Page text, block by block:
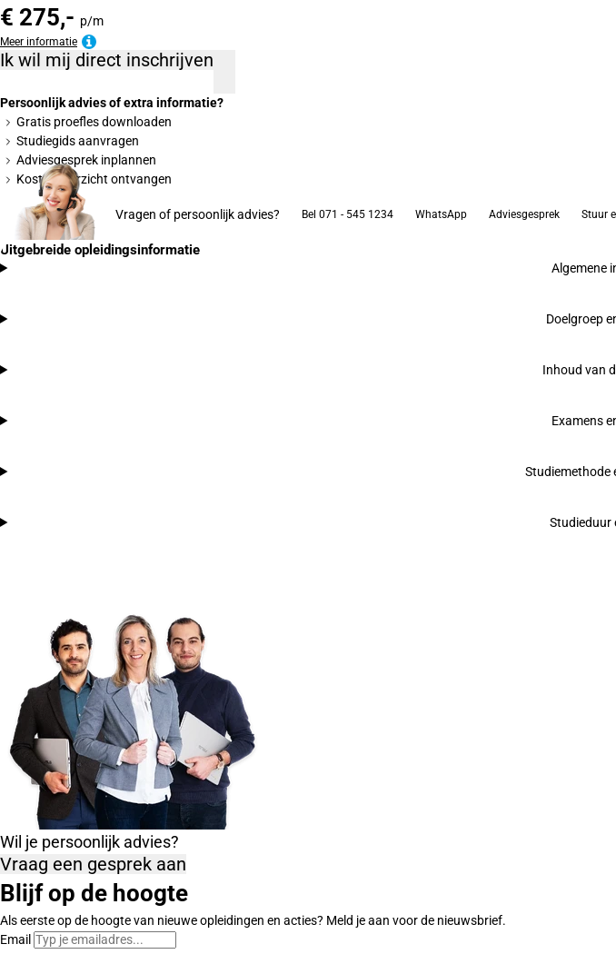
€ 275,- p/m
Meer informatie
Ik wil mij direct inschrijven
Persoonlijk advies of extra informatie?
Gratis proefles downloaden
Studiegids aanvragen
Adviesgesprek inplannen
Kostenoverzicht ontvangen
Vragen of persoonlijk advies? Bel 071 - 545 1234 WhatsApp Adviesgesprek Stuur
Uitgebreide opleidingsinformatie
Algemene
Doelgroep
Inhoud van
Examens
Studiemethode
Studieduur
Wil je persoonlijk advies?
Vraag een gesprek aan
Blijf op de hoogte
Als eerste op de hoogte van nieuwe opleidingen en acties? Meld je aan voor de nieuwsbrief.
Email